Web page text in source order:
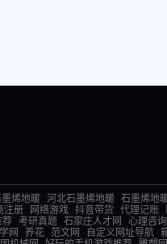
烯地暖 河北石墨烯地暖 石墨烯地
注册 网络游戏 抖音带货 代理记账
荐 考研真题 石家庄人才网 心理咨询
网 养花 范文网 自定义网址导航